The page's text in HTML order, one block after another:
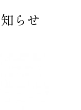
らせ